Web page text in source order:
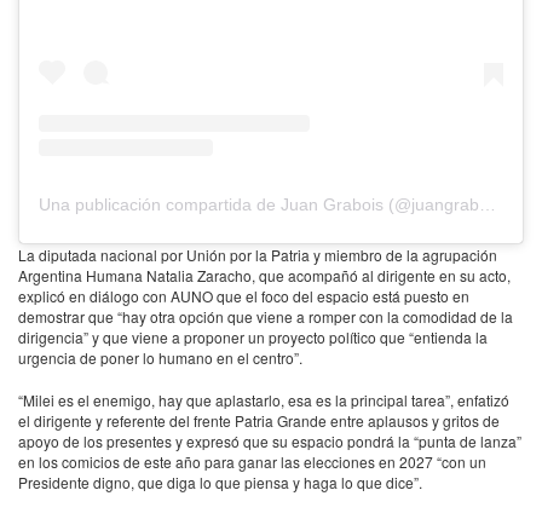
La diputada nacional por Unión por la Patria y miembro de la agrupación
Argentina Humana Natalia Zaracho, que acompañó al dirigente en su acto,
explicó en diálogo con AUNO que el foco del espacio está puesto en
demostrar que “hay otra opción que viene a romper con la comodidad de la
dirigencia” y que viene a proponer un proyecto político que “entienda la
urgencia de poner lo humano en el centro”.
“Milei es el enemigo, hay que aplastarlo, esa es la principal tarea”, enfatizó
el dirigente y referente del frente Patria Grande entre aplausos y gritos de
apoyo de los presentes y expresó que su espacio pondrá la “punta de lanza”
en los comicios de este año para ganar las elecciones en 2027 “con un
Presidente digno, que diga lo que piensa y haga lo que dice”.